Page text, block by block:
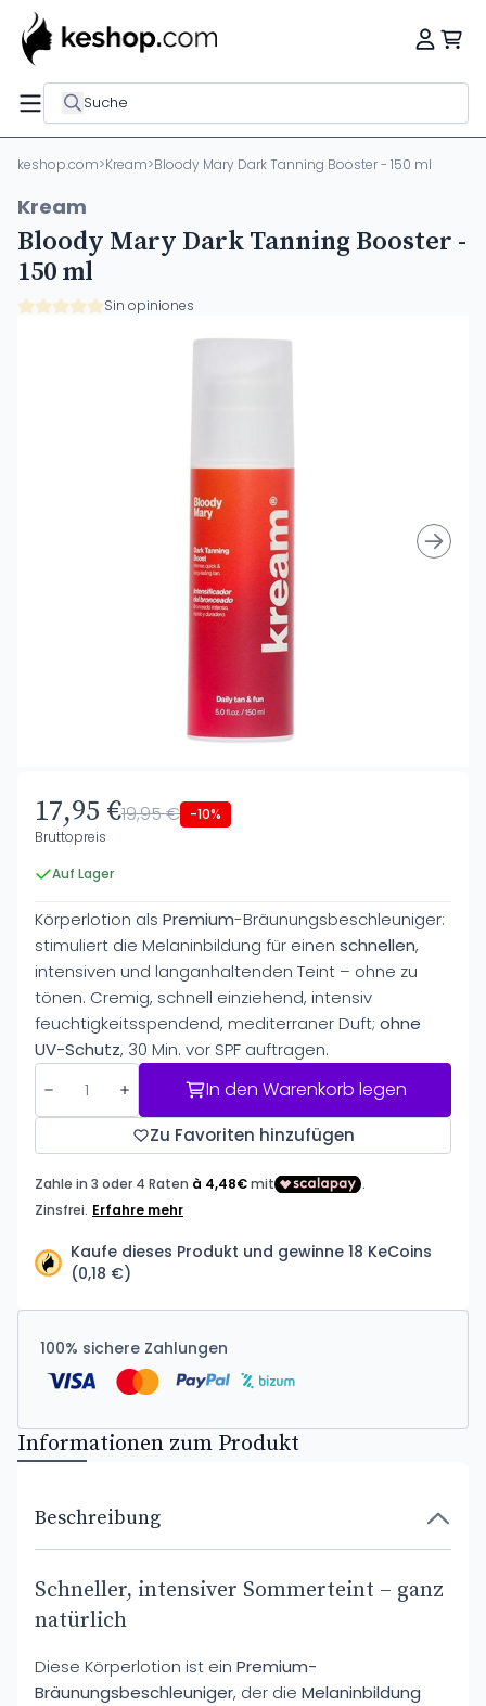
Suche
keshop.com>Kream>Bloody Mary Dark Tanning Booster - 150 ml
Kream
Bloody Mary Dark Tanning Booster -
150 ml
Sin opiniones
17,95 €19,95 € -10%
Bruttopreis
Auf Lager
Körperlotion als Premium-Bräunungsbeschleuniger:
stimuliert die Melaninbildung für einen schnellen,
intensiven und langanhaltenden Teint – ohne zu
tönen. Cremig, schnell einziehend, intensiv
feuchtigkeitsspendend, mediterraner Duft; ohne
UV-Schutz, 30 Min. vor SPF auftragen.
In den Warenkorb legen
Zu Favoriten hinzufügen
Kaufe dieses Produkt und gewinne 18 KeCoins
(0,18 €)
100% sichere Zahlungen
Informationen zum Produkt
Beschreibung
Schneller, intensiver Sommerteint – ganz
natürlich
Diese Körperlotion ist ein Premium-
Bräunungsbeschleuniger, der die Melaninbildung